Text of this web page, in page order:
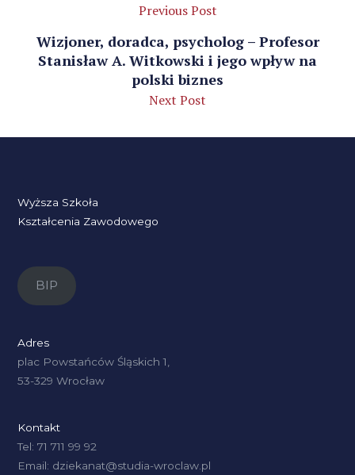
Previous Post
Wizjoner, doradca, psycholog – Profesor
Stanisław A. Witkowski i jego wpływ na
polski biznes
Next Post
Wyższa Szkoła
Kształcenia Zawodowego
BIP
Adres
plac Powstańców Śląskich 1,
53-329 Wrocław
Kontakt
Tel: 71 711 99 92
Email: dziekanat@studia-wroclaw.pl